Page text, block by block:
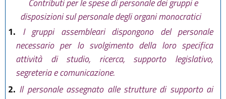
periodo comma 7 e comma 8 da art
12 L.R. 20 dicembre 2018, n. 21 .
Successivamente modificati comma 4
e comma 5 lett. a) e b) e aggiunte lett.
b-bis) e b-ter) daart. 5 L.R. 3 agosto
2022, n. 11, in seguito modificato
comma 4 da
art. 18 L.R. 27 dicembre
2022, n. 23)
Contributi per le spese di personale dei gruppi e
disposizioni sul personale degli organi monocratici
1. I gruppi assembleari dispongono del personale
necessario per lo svolgimento della loro specifica
attività di studio, ricerca, supporto legislativo,
segreteria e comunicazione.
2. Il personale assegnato alle strutture di supporto ai